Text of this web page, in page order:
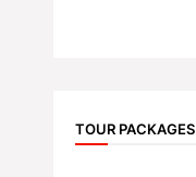
TOUR PACKAGES